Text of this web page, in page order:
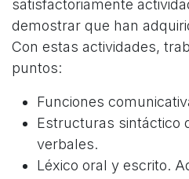
satisfactoriamente
demostrar que han
Con estas actividades,
puntos:
Funciones
Estructuras sintáctico
verbales.
Léxico oral y escrito.